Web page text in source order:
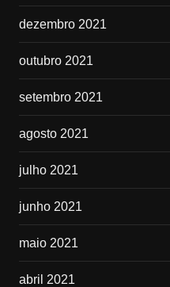
dezembro 2021
outubro 2021
setembro 2021
agosto 2021
julho 2021
junho 2021
maio 2021
abril 2021